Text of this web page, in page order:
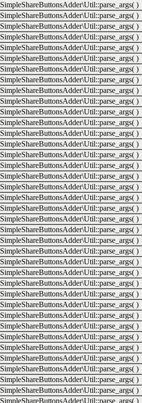
SimpleShareButtonsAdder\Util::parse_args( )
SimpleShareButtonsAdder\Util::parse_args( )
SimpleShareButtonsAdder\Util::parse_args( )
SimpleShareButtonsAdder\Util::parse_args( )
SimpleShareButtonsAdder\Util::parse_args( )
SimpleShareButtonsAdder\Util::parse_args( )
SimpleShareButtonsAdder\Util::parse_args( )
SimpleShareButtonsAdder\Util::parse_args( )
SimpleShareButtonsAdder\Util::parse_args( )
SimpleShareButtonsAdder\Util::parse_args( )
SimpleShareButtonsAdder\Util::parse_args( )
SimpleShareButtonsAdder\Util::parse_args( )
SimpleShareButtonsAdder\Util::parse_args( )
SimpleShareButtonsAdder\Util::parse_args( )
SimpleShareButtonsAdder\Util::parse_args( )
SimpleShareButtonsAdder\Util::parse_args( )
SimpleShareButtonsAdder\Util::parse_args( )
SimpleShareButtonsAdder\Util::parse_args( )
SimpleShareButtonsAdder\Util::parse_args( )
SimpleShareButtonsAdder\Util::parse_args( )
SimpleShareButtonsAdder\Util::parse_args( )
SimpleShareButtonsAdder\Util::parse_args( )
SimpleShareButtonsAdder\Util::parse_args( )
SimpleShareButtonsAdder\Util::parse_args( )
SimpleShareButtonsAdder\Util::parse_args( )
SimpleShareButtonsAdder\Util::parse_args( )
SimpleShareButtonsAdder\Util::parse_args( )
SimpleShareButtonsAdder\Util::parse_args( )
SimpleShareButtonsAdder\Util::parse_args( )
SimpleShareButtonsAdder\Util::parse_args( )
SimpleShareButtonsAdder\Util::parse_args( )
SimpleShareButtonsAdder\Util::parse_args( )
SimpleShareButtonsAdder\Util::parse_args( )
SimpleShareButtonsAdder\Util::parse_args( )
SimpleShareButtonsAdder\Util::parse_args( )
SimpleShareButtonsAdder\Util::parse_args( )
SimpleShareButtonsAdder\Util::parse_args( )
SimpleShareButtonsAdder\Util::parse_args( )